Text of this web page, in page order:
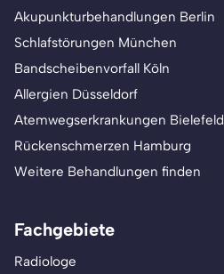
Akupunkturbehandlungen Berlin
Schlafstörungen München
Bandscheibenvorfall Köln
Allergien Düsseldorf
Atemwegserkrankungen Bielefeld
Rückenschmerzen Hamburg
Weitere Behandlungen finden
Fachgebiete
Radiologe